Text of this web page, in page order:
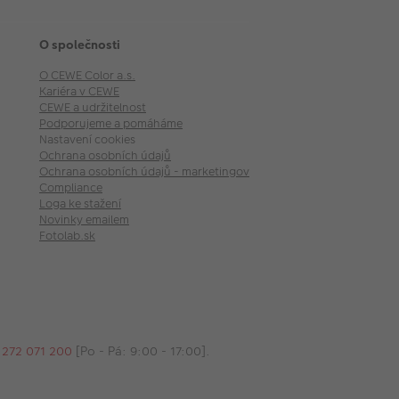
O společnosti
O CEWE Color a.s.
Kariéra v CEWE
CEWE a udržitelnost
Podporujeme a pomáháme
Nastavení cookies
Ochrana osobních údajů
Ochrana osobních údajů - marketingové akce
Compliance
Loga ke stažení
Novinky emailem
Fotolab.sk
071 200 [Po - Pá: 9:00 - 17:00].